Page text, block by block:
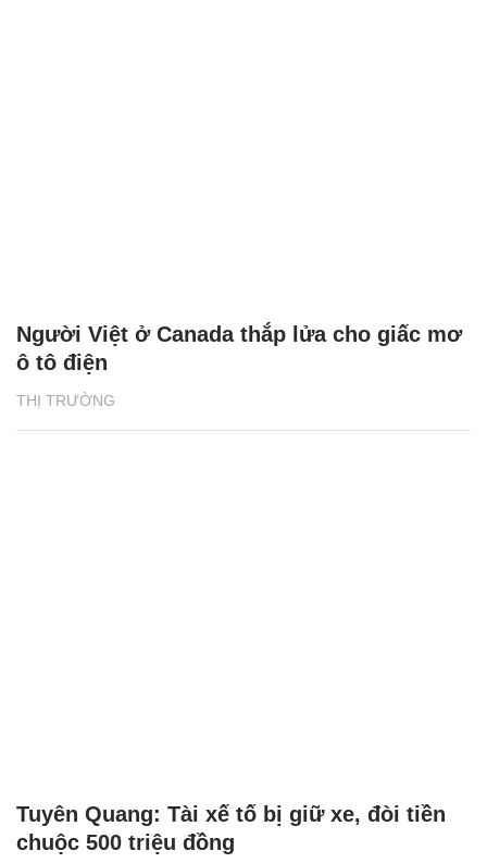
THỊ TRƯỜNG
Người Việt ở Canada thắp lửa cho giấc mơ
ô tô điện
Tuyên Quang: Tài xế tố bị giữ xe, đòi tiền
chuộc 500 triệu đồng